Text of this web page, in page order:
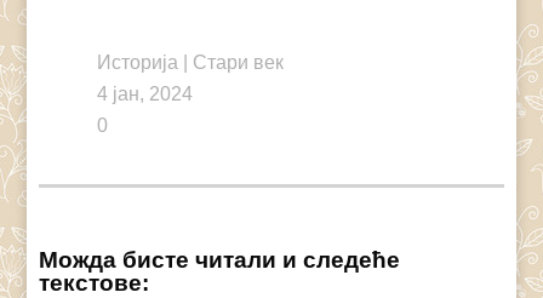
Историја
Стари век
4 јан, 2024
0
Можда бисте читали и следеће
текстове: